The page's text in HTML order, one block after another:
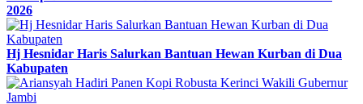
2026
Hj Hesnidar Haris Salurkan Bantuan Hewan Kurban di Dua
Kabupaten